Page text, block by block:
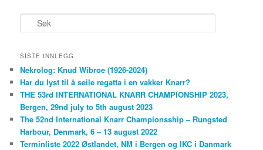
ø
SISTE INNLEGG
Nekrolog: Knud Wibroe (1926-2024)
Har du lyst til å seile regatta i en vakker Knarr?
THE 53rd INTERNATIONAL KNARR CHAMPIONSHIP 2023,
Bergen, 29nd july to 5th august 2023
The 52nd International Knarr Championsship – Rungsted
Harbour, Denmark, 6 – 13 august 2022
Terminliste 2022 Østlandet, NM i Bergen og IKC i Danmark